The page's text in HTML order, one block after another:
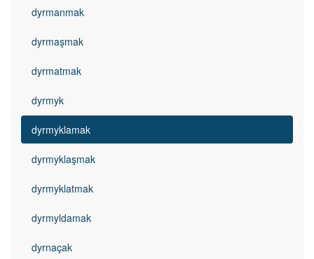
dyrmanmak
dyrmaşmak
dyrmatmak
dyrmyk
dyrmyklamak
dyrmyklaşmak
dyrmyklatmak
dyrmyldamak
dyrnaçak